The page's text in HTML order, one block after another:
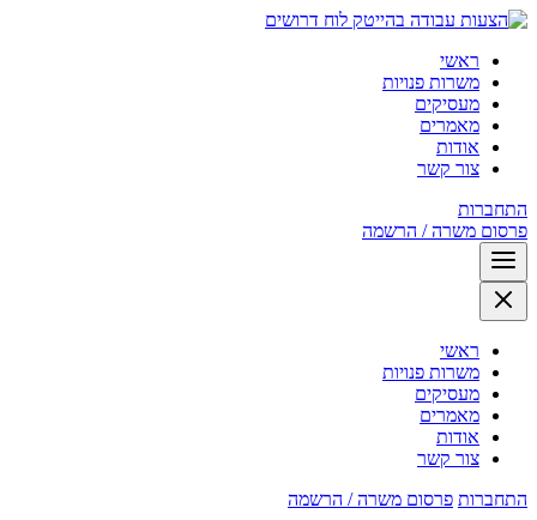
לוח דרושים
ראשי
משרות פנויות
מעסיקים
מאמרים
אודות
צור קשר
התחברות
פרסום משרה / הרשמה
ראשי
משרות פנויות
מעסיקים
מאמרים
אודות
צור קשר
התחברות פרסום משרה / הרשמה